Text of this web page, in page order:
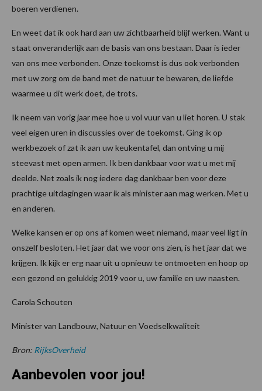
boeren verdienen.
En weet dat ik ook hard aan uw zichtbaarheid blijf werken. Want u
staat onveranderlijk aan de basis van ons bestaan. Daar is ieder
van ons mee verbonden. Onze toekomst is dus ook verbonden
met uw zorg om de band met de natuur te bewaren, de liefde
waarmee u dit werk doet, de trots.
Ik neem van vorig jaar mee hoe u vol vuur van u liet horen. U stak
veel eigen uren in discussies over de toekomst. Ging ik op
werkbezoek of zat ik aan uw keukentafel, dan ontving u mij
steevast met open armen. Ik ben dankbaar voor wat u met mij
deelde. Net zoals ik nog iedere dag dankbaar ben voor deze
prachtige uitdagingen waar ik als minister aan mag werken. Met u
en anderen.
Welke kansen er op ons af komen weet niemand, maar veel ligt in
onszelf besloten. Het jaar dat we voor ons zien, is het jaar dat we
krijgen. Ik kijk er erg naar uit u opnieuw te ontmoeten en hoop op
een gezond en gelukkig 2019 voor u, uw familie en uw naasten.
Carola Schouten
Minister van Landbouw, Natuur en Voedselkwaliteit
Bron: RijksOverheid
Aanbevolen voor jou!